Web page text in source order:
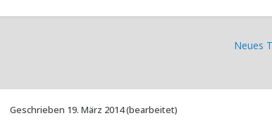
Neues
Geschrieben 19. März 2014(bearbeitet)